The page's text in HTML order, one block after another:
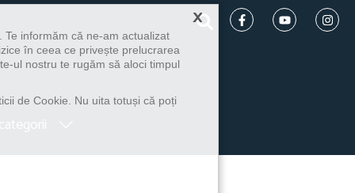
×
informăm că ne-am actualizat
în ceea ce privește prelucrarea
ul nostru te rugăm să aloci timpul
de Cookie. Nu uita totuși că poți